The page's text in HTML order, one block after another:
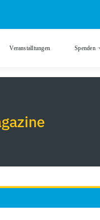
Veranstalltungen Spenden
darstellt. Als Plattform für
TISHK